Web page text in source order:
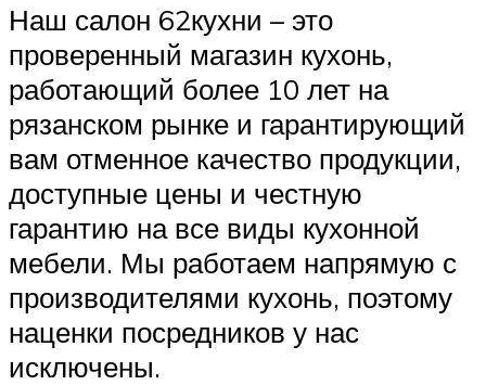
Наш салон 62кухни – это
проверенный магазин кухонь,
работающий более 10 лет на
рязанском рынке и гарантирующий
вам отменное качество продукции,
доступные цены и честную
гарантию на все виды кухонной
мебели. Мы работаем напрямую с
производителями кухонь, поэтому
наценки посредников у нас
исключены.